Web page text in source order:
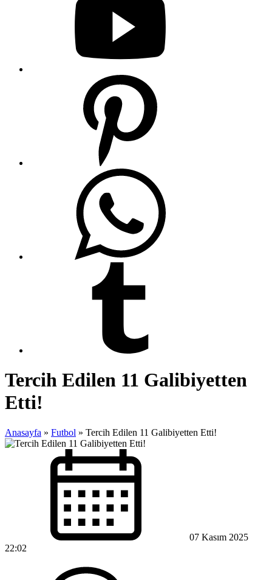
Tercih Edilen 11 Galibiyetten
Etti!
Anasayfa » Futbol » Tercih Edilen 11 Galibiyetten Etti!
07 Kasım 2025
22:02